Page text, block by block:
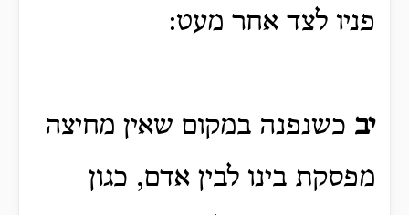
פניו לצד אחר מעט:
יב כשנפנה במקום שאין מחיצה
מפסקת בינו לבין אדם, כגון